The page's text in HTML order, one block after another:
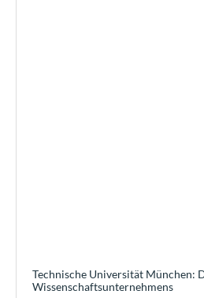
Technische Universität München:
Wissenschaftsunternehmens